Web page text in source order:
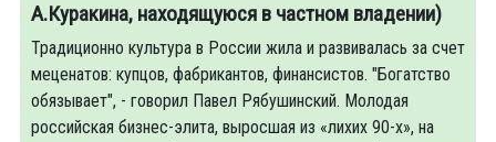
А.Куракина, находящуюся в частном владении)
Традиционно культура в России жила и развивалась за счет
меценатов: купцов, фабрикантов, финансистов. "Богатство
обязывает", - говорил Павел Рябушинский. Молодая
российская бизнес-элита, выросшая из «лихих 90-х», на